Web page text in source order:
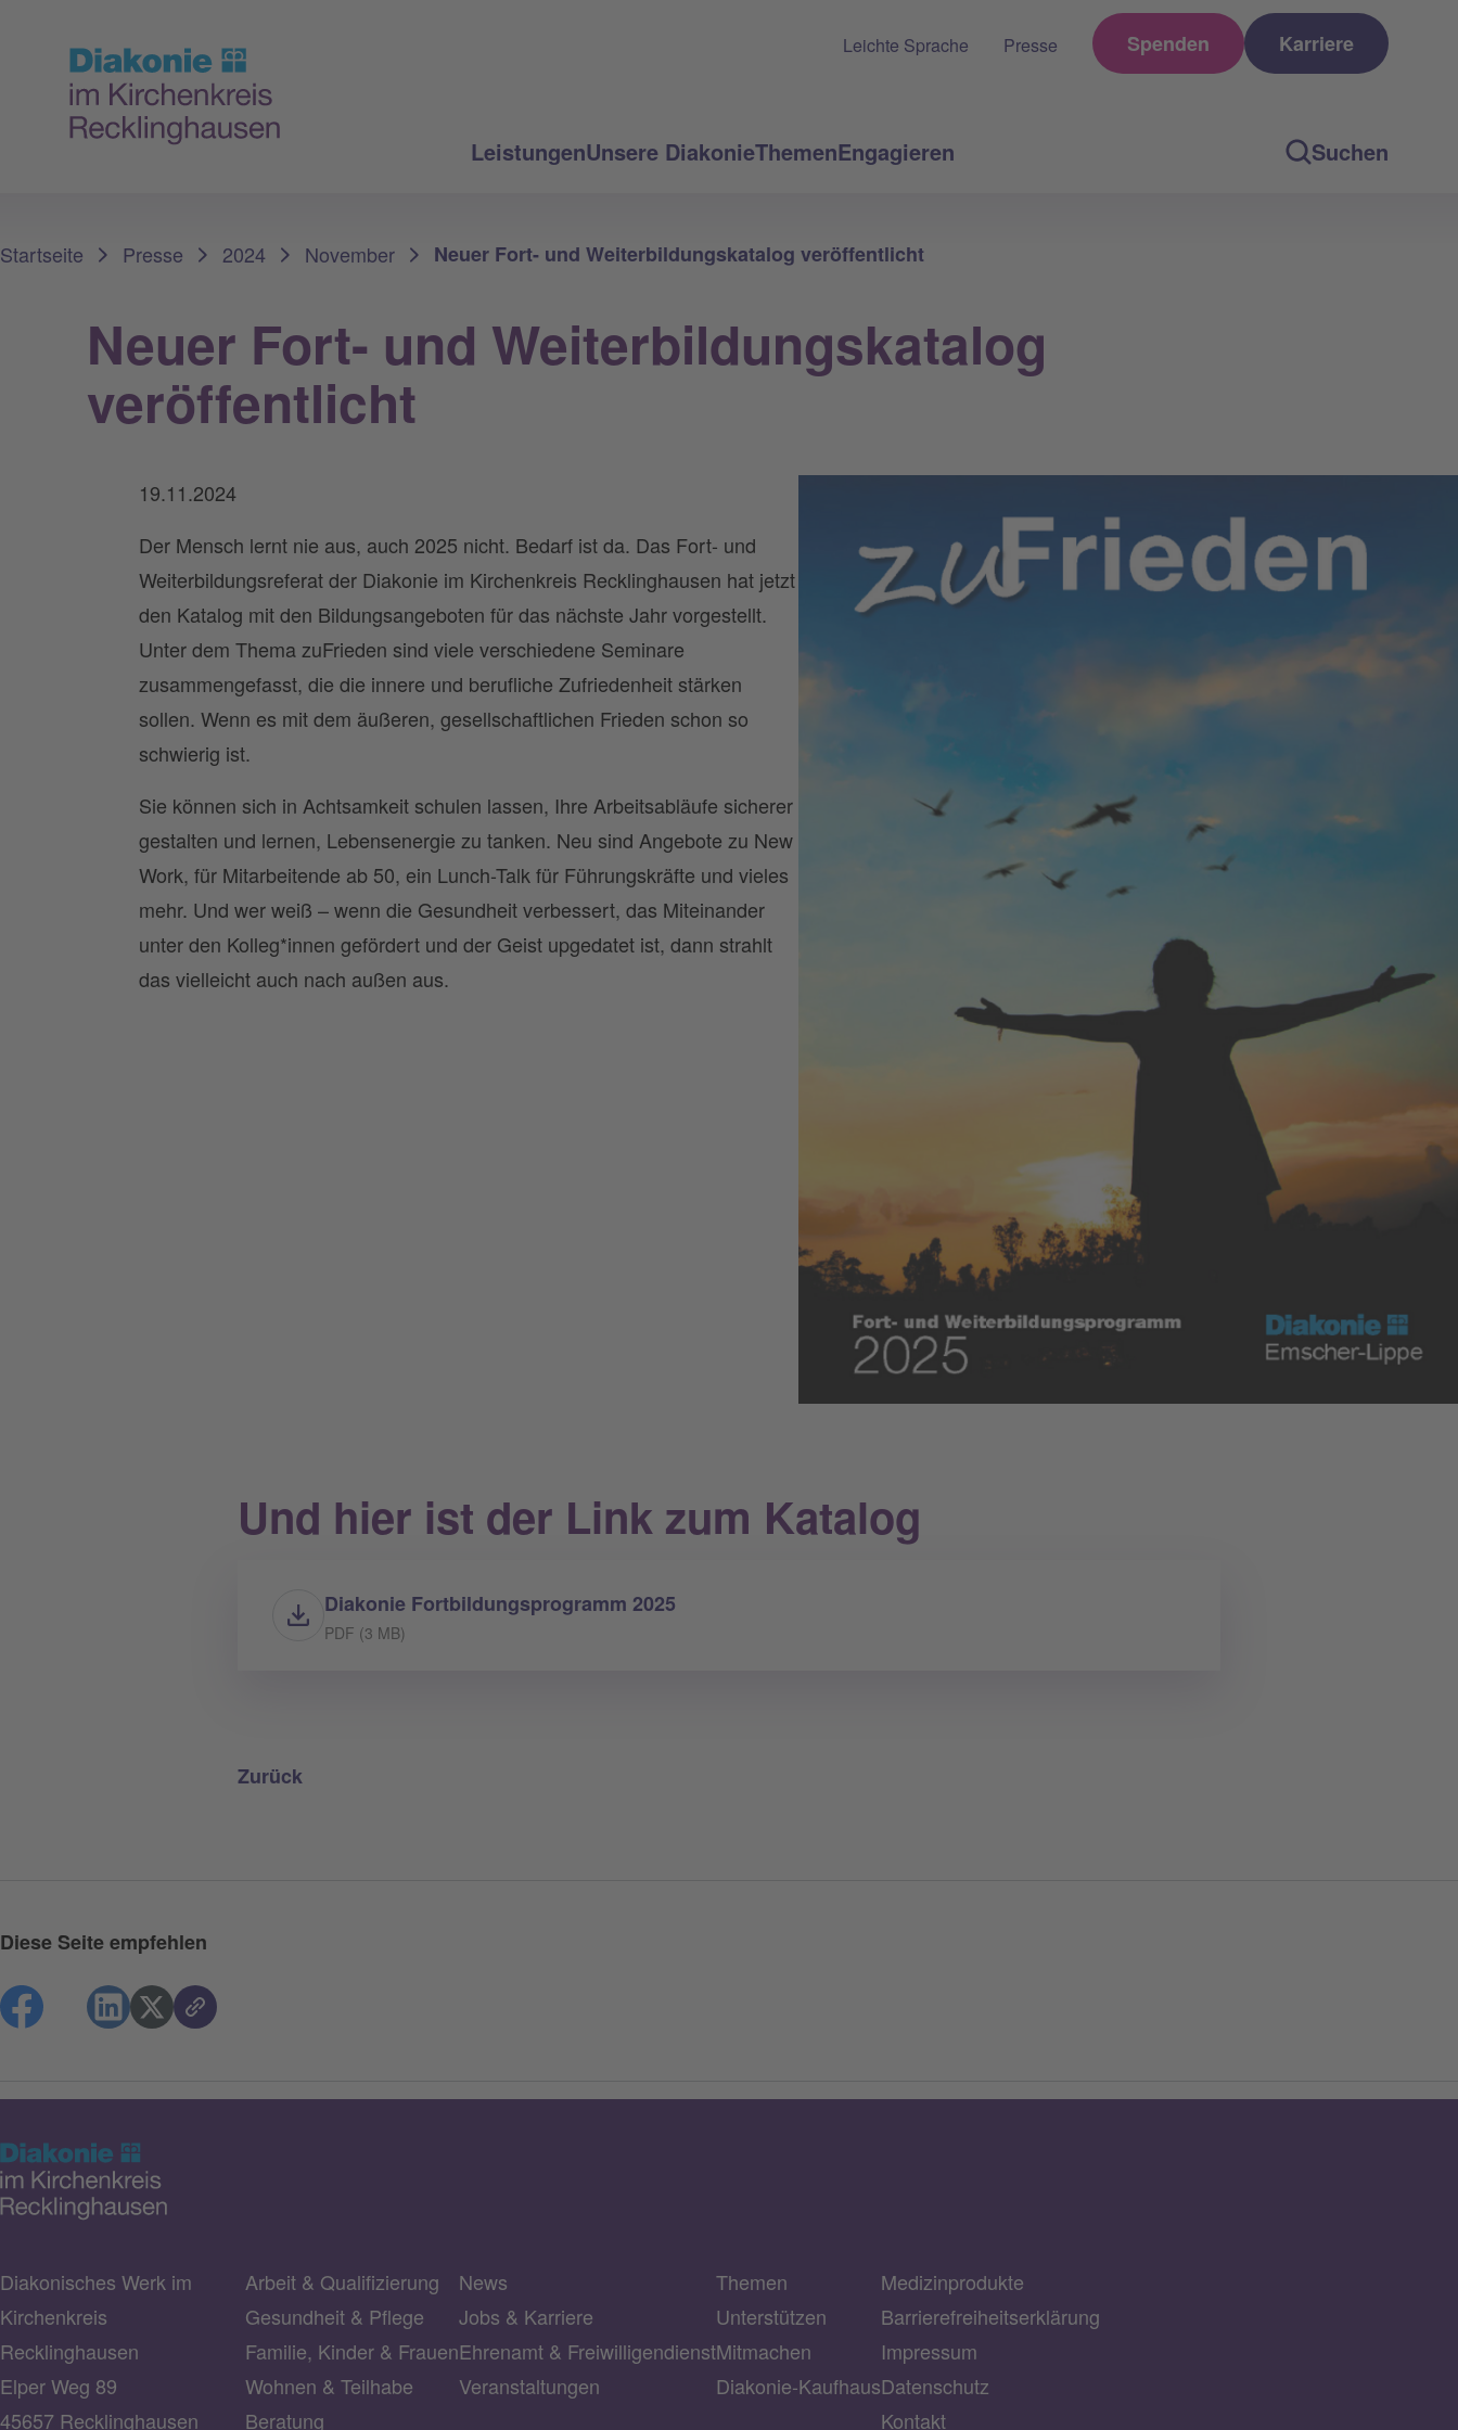
LeistungenUnsere DiakonieThemenEngagieren Suchen
Leichte Sprache Presse Spenden Karriere
Startseite Presse 2024 November Neuer Fort- und Weiterbildungskatalog veröffentlicht
Neuer Fort- und Weiterbildungskatalog
veröffentlicht
19.11.2024
Der Mensch lernt nie aus, auch 2025 nicht. Bedarf ist da. Das Fort- und
Weiterbildungsreferat der Diakonie im Kirchenkreis Recklinghausen hat jetzt
den Katalog mit den Bildungsangeboten für das nächste Jahr vorgestellt.
Unter dem Thema zuFrieden sind viele verschiedene Seminare
zusammengefasst, die die innere und berufliche Zufriedenheit stärken
sollen. Wenn es mit dem äußeren, gesellschaftlichen Frieden schon so
schwierig ist.
Sie können sich in Achtsamkeit schulen lassen, Ihre Arbeitsabläufe sicherer
gestalten und lernen, Lebensenergie zu tanken. Neu sind Angebote zu New
Work, für Mitarbeitende ab 50, ein Lunch-Talk für Führungskräfte und vieles
mehr. Und wer weiß – wenn die Gesundheit verbessert, das Miteinander
unter den Kolleg*innen gefördert und der Geist upgedatet ist, dann strahlt
das vielleicht auch nach außen aus.
Und hier ist der Link zum Katalog
Diakonie Fortbildungsprogramm 2025
PDF (3 MB)
Zurück
Diese Seite empfehlen
Diakonisches Werk im
Kirchenkreis
Recklinghausen
Elper Weg 89
45657 Recklinghausen
Arbeit & Qualifizierung
Gesundheit & Pflege
Familie, Kinder & Frauen
Wohnen & Teilhabe
Beratung
News
Jobs & Karriere
Ehrenamt & Freiwilligendienst
Veranstaltungen
Themen
Unterstützen
Mitmachen
Diakonie-Kaufhaus
Medizinprodukte
Barrierefreiheitserklärung
Impressum
Datenschutz
Kontakt